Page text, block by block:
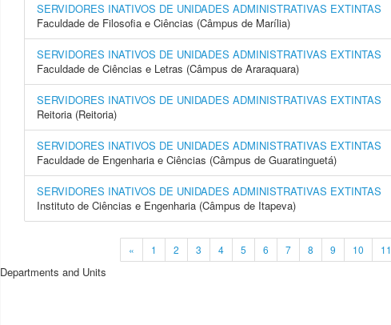
SERVIDORES INATIVOS DE UNIDADES ADMINISTRATIVAS EXTINTAS
Faculdade de Filosofia e Ciências (Câmpus de Marília)
SERVIDORES INATIVOS DE UNIDADES ADMINISTRATIVAS EXTINTAS
Faculdade de Ciências e Letras (Câmpus de Araraquara)
SERVIDORES INATIVOS DE UNIDADES ADMINISTRATIVAS EXTINTAS
Reitoria (Reitoria)
SERVIDORES INATIVOS DE UNIDADES ADMINISTRATIVAS EXTINTAS
Faculdade de Engenharia e Ciências (Câmpus de Guaratinguetá)
SERVIDORES INATIVOS DE UNIDADES ADMINISTRATIVAS EXTINTAS
Instituto de Ciências e Engenharia (Câmpus de Itapeva)
« 1 2 3 4 5 6 7 8 9 10 11
Departments and Units